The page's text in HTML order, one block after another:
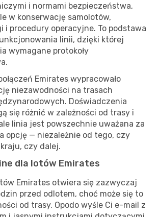
i normami bezpieczeństwa,
w konserwację samolotów,
i procedury operacyjne. To podstawa
linii, dzięki której
wymagane protokoły
Emirates wypracowało
niezawodności na trasach
Doświadczenia
się różnić w zależności od trasy i
linia jest powszechnie uważana za
opcję — niezależnie od tego, czy
czy dalej.
dla lotów Emirates
Emirates otwiera się zazwyczaj
przed odlotem, choć może się to
od trasy. Opodo wyśle Ci e-mail z